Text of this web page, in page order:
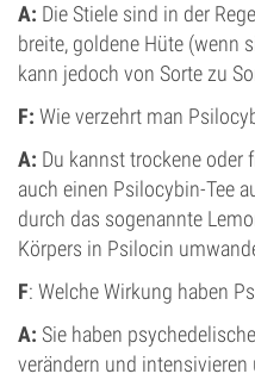
A: Die Stiele sind in der
breite, goldene Hüte (wenn
kann jedoch von Sorte zu
F: Wie verzehrt man
A: Du kannst trockene oder
auch einen Psilocybin-Tee
durch das sogenannte
Körpers in Psilocin
F: Welche Wirkung haben
A: Sie haben
verändern und